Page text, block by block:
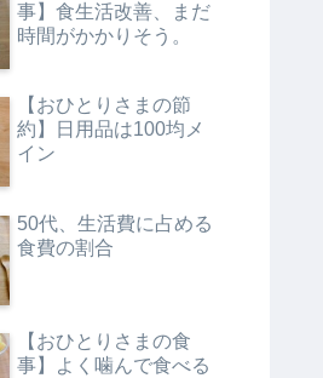
事】食生活改善、まだ
時間がかかりそう。
【おひとりさまの節
約】日用品は100均メ
イン
50代、生活費に占める
食費の割合
【おひとりさまの食
事】よく噛んで食べる